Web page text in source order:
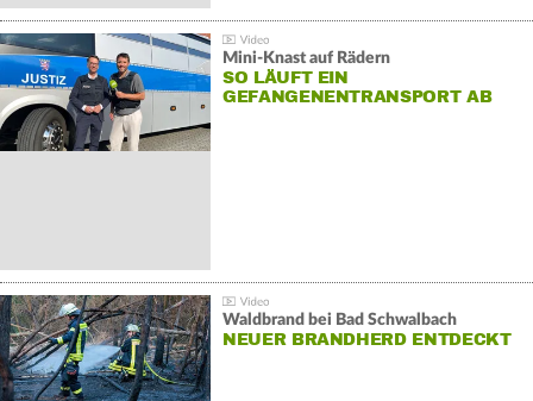
Mini-Knast auf Rädern
SO LÄUFT EIN
GEFANGENENTRANSPORT AB
Waldbrand bei Bad Schwalbach
NEUER BRANDHERD ENTDECKT